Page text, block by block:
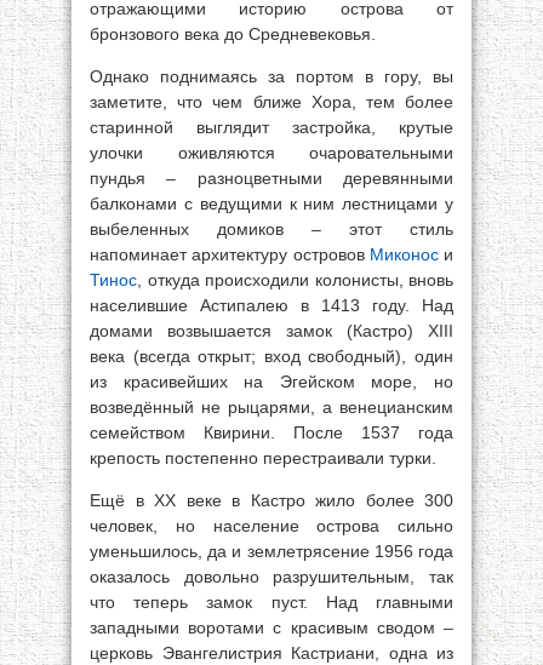
отражающими историю острова от
бронзового века до Средневековья.
Однако поднимаясь за портом в гору, вы
заметите, что чем ближе Хора, тем более
старинной выглядит застройка, крутые
улочки оживляются очаровательными
пундья – разноцветными деревянными
балконами с ведущими к ним лестницами у
выбеленных домиков – этот стиль
напоминает архитектуру островов Миконоси
Тинос , откуда происходили колонисты, вновь
населившие Астипалею в 1413 году. Над
домами возвышается замок (Кастро) XIII
века (всегда открыт; вход свободный), один
из красивейших на Эгейском море, но
возведённый не рыцарями, а венецианским
семейством Квирини. После 1537 года
крепость постепенно перестраивали турки.
Ещё в XX веке в Кастро жило более 300
человек, но население острова сильно
уменьшилось, да и землетрясение 1956 года
оказалось довольно разрушительным, так
что теперь замок пуст. Над главными
западными воротами с красивым сводом –
церковь Эвангелистрия Кастриани, одна из